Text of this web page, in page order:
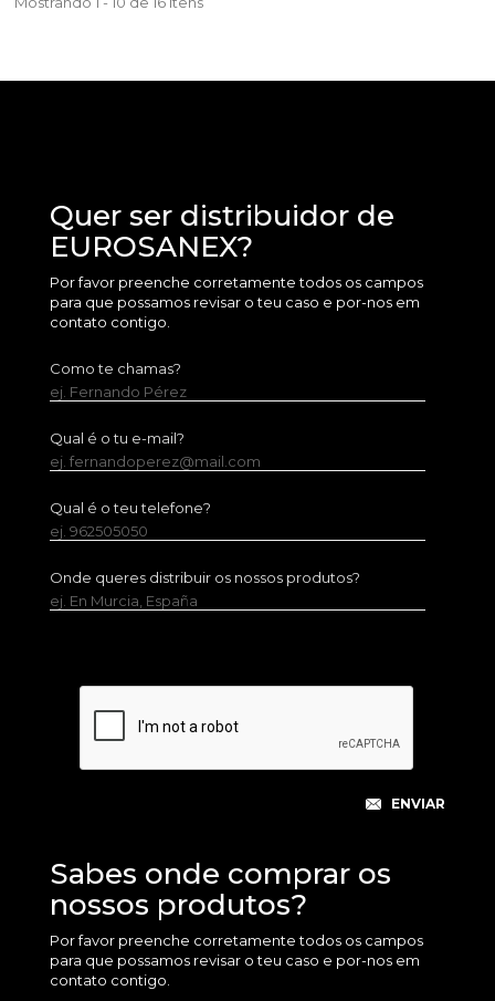
Quer ser distribuidor de
EUROSANEX?
Por favor preenche corretamente todos os campos
para que possamos revisar o teu caso e por-nos em
contato contigo.
Como te chamas?
ej. Fernando Pérez
Qual é o tu e-mail?
ej. fernandoperez@mail.com
Qual é o teu telefone?
ej. 962505050
Onde queres distribuir os nossos produtos?
ej. En Murcia, España
Sabes onde comprar os
nossos produtos?
Por favor preenche corretamente todos os campos
para que possamos revisar o teu caso e por-nos em
contato contigo.